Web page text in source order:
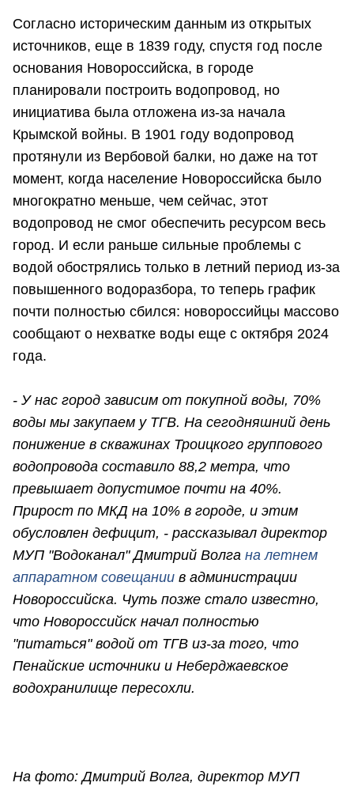
Согласно историческим данным из открытых
источников, еще в 1839 году, спустя год после
основания Новороссийска, в городе
планировали построить водопровод, но
инициатива была отложена из-за начала
Крымской войны. В 1901 году водопровод
протянули из Вербовой балки, но даже на тот
момент, когда население Новороссийска было
многократно меньше, чем сейчас, этот
водопровод не смог обеспечить ресурсом весь
город. И если раньше сильные проблемы с
водой обострялись только в летний период из-за
повышенного водоразбора, то теперь график
почти полностью сбился: новороссийцы массово
сообщают о нехватке воды еще с октября 2024
года.
- У нас город зависим от покупной воды, 70%
воды мы закупаем у ТГВ. На сегодняшний день
понижение в скважинах Троицкого группового
водопровода составило 88,2 метра, что
превышает допустимое почти на 40%.
Прирост по МКД на 10% в городе, и этим
обусловлен дефицит, - рассказывал директор
МУП "Водоканал" Дмитрий Волга на летнем
аппаратном совещании в администрации
Новороссийска. Чуть позже стало известно,
что Новороссийск начал полностью
"питаться" водой от ТГВ из-за того, что
Пенайские источники и Неберджаевское
водохранилище пересохли.
На фото: Дмитрий Волга, директор МУП